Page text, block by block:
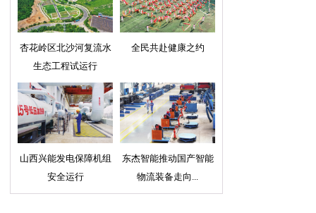
杏花岭区北沙河复流水
生态工程试运行
全民共赴健康之约
山西兴能发电保障机组
安全运行
东杰智能推动国产智能
物流装备走向...